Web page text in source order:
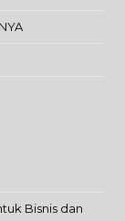
Bisnis dan